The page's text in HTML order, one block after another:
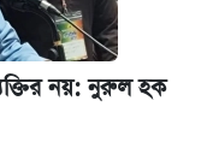
নয়: নুরুল হক